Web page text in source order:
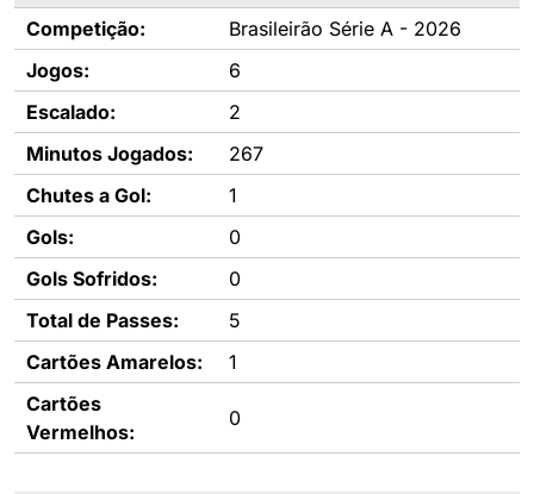
Competição:
Brasileirão Série A - 2026
Jogos:
6
Escalado:
2
Minutos Jogados:
267
Chutes a Gol:
1
Gols:
0
Gols Sofridos:
0
Total de Passes:
5
Cartões Amarelos:
1
Cartões
Vermelhos:
0